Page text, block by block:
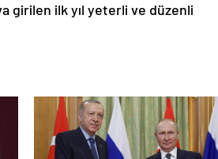
girilen ilk yıl yeterli ve düzenli